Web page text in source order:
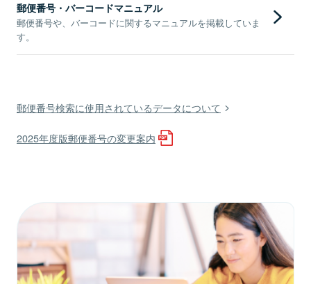
郵便番号・バーコードマニュアル
郵便番号や、バーコードに関するマニュアルを掲載していま
す。
郵便番号検索に使用されているデータについて
2025年度版郵便番号の変更案内